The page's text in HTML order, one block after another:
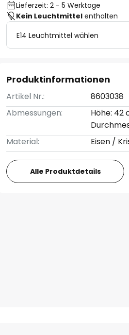
Lieferzeit: 2 - 5 Werktage
Kein Leuchtmittel enthalten
E14 Leuchtmittel wählen
Produktinformationen
Artikel Nr.:
8603038
Abmessungen:
Höhe: 42
Material:
Eisen /
Alle Produktdetails